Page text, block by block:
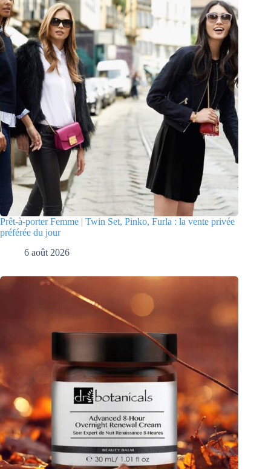
Prêt-à-porter Femme | Twin Set, Pinko, Furla : la vente privée
préférée du jour
6 août 2026